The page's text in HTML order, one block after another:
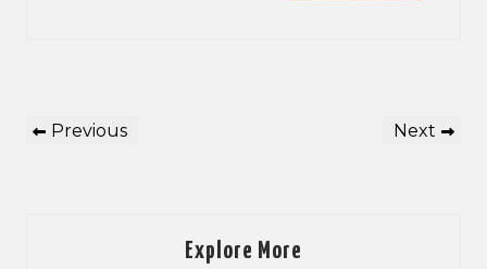
Previous
Previous
Next
Next
Explore More